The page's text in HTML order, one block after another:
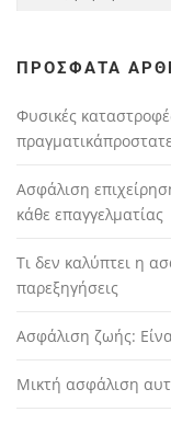
ΠΡΌΣΦΑΤΑ
Φυσικές
Ασφάλιση
κάθε επαγγελματίας
Τι δεν καλύπτει η
παρεξηγήσεις
Ασφάλιση ζωής:
Μικτή ασφάλιση